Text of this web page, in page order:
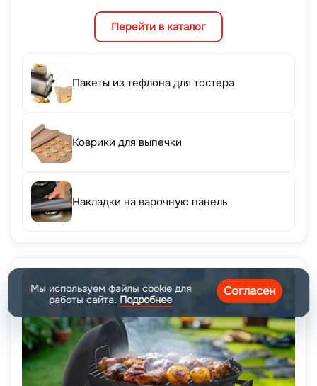
Перейти в каталог
Пакеты из тефлона для тостера
Коврики для выпечки
Накладки на варочную панель
Мы используем файлы cookie для
работы сайта. Подробнее
Согласен